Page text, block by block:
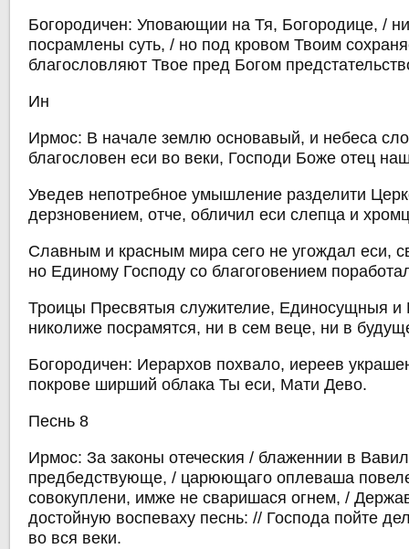
Богородичен: Уповающии на Тя, Богородице, /
посрамлены суть, / но под кровом Твоим
благословляют Твое пред Богом
Ин
Ирмос: В начале землю основавый, и небеса
благословен еси во веки, Господи Боже отец
Уведев непотребное умышление разделити
дерзновением, отче, обличил еси слепца и
Славным и красным мира сего не угождал еси,
но Единому Господу со благоговением
Троицы Пресвятыя служителие, Единосущныя и
николиже посрамятся, ни в сем веце, ни в
Богородичен: Иерархов похвало, иереев
покрове ширший облака Ты еси, Мати Дево.
Песнь 8
Ирмос: За законы отеческия / блаженнии в
предбедствующе, / царюющаго оплеваша
совокуплени, имже не сваришася огнем, /
достойную воспеваху песнь: // Господа пойте
во вся веки.